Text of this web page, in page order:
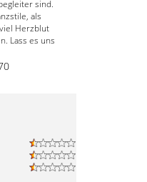
sind.
als
Herzblut
Lass es uns